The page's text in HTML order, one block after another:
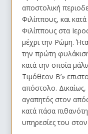
αποστολική
Φιλίππους, και
Φιλίππους στα
μέχρι την Ρώμη.
την πρώτη
κατά την οποία
Τιμόθεον Β’»
απόστολο.
αγαπητός στον
κατά πάσα
υπηρεσίες του